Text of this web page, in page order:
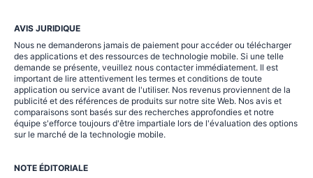
AVIS JURIDIQUE
Nous ne demanderons jamais de paiement pour accéder ou télécharger
des applications et des ressources de technologie mobile. Si une telle
demande se présente, veuillez nous contacter immédiatement. Il est
important de lire attentivement les termes et conditions de toute
application ou service avant de l'utiliser. Nos revenus proviennent de la
publicité et des références de produits sur notre site Web. Nos avis et
comparaisons sont basés sur des recherches approfondies et notre
équipe s'efforce toujours d'être impartiale lors de l'évaluation des options
sur le marché de la technologie mobile.
NOTE ÉDITORIALE